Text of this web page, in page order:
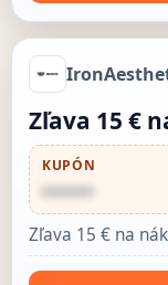
Zľava 15 €
KUPÓN
••••••
Zľava 15 € na